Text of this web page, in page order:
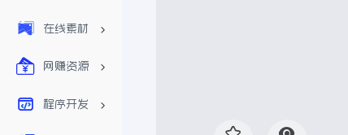
在线素材
网赚资源
程序开发